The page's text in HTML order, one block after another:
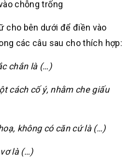
chỗng trống
cho bên dưới để điền vào
các câu sau cho thích hợp:
chắn là (…)
cách cố ý, nhằm che giấu
không có căn cứ là (…)
là (…)